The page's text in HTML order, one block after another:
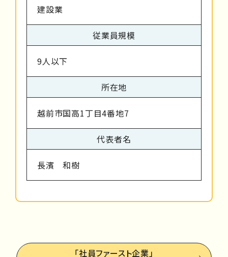
建設業
従業員規模
9人以下
所在地
越前市国高1丁目4番地7
代表者名
長濱 和樹
「社員ファースト企業」